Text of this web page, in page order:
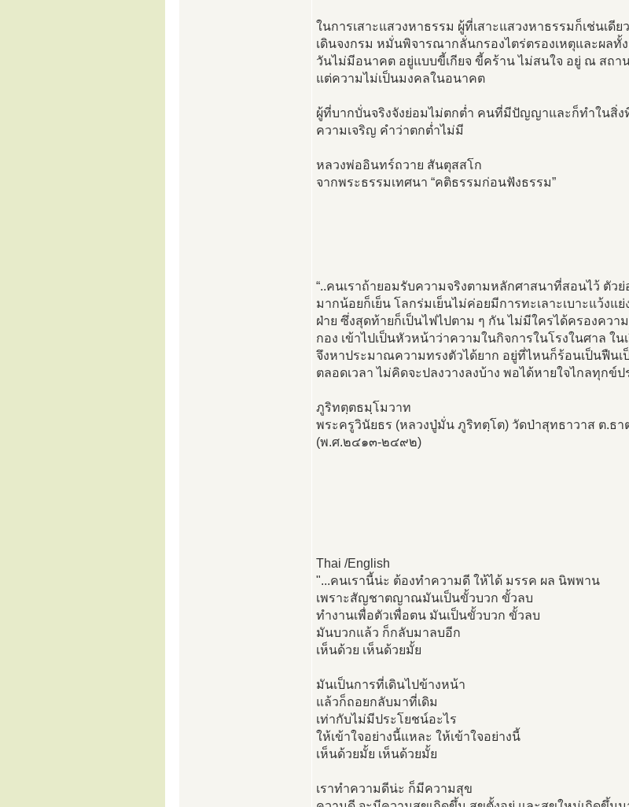
ในการเสาะแสวงหาธรรม ผู้ที่เสาะแสวงหาธรรมก็เช่นเ
เดินจงกรม หมั่นพิจารณากลั่นกรองไตร่ตรองเหตุและผลทั้
วันไม่มีอนาคต อยู่แบบขี้เกียจ ขี้คร้าน ไม่สนใจ อยู่ ณ สถ
แต่ความไม่เป็นมงคลในอนาคต
ผู้ที่บากบั่นจริงจังย่อมไม่ตกต่ำ คนที่มีปัญญาและก็ทำในสิ่
ความเจริญ คำว่าตกต่ำไม่มี
หลวงพ่ออินทร์ถวาย สันตุสสโก
จากพระธรรมเทศนา “คติธรรมก่อนฟังธรรม”
“..คนเราถ้ายอมรับความจริงตามหลักศาสนาที่สอนไว้ ตัว
มากน้อยก็เย็น โลกร่มเย็นไม่ค่อยมีการทะเลาะเบาะแว้งแ
ฝ่าย ซึ่งสุดท้ายก็เป็นไฟไปตาม ๆ กัน ไม่มีใครได้ครองควา
กอง เข้าไปเป็นหัวหน้าว่าความในกิจการในโรงในศาล ใ
จึงหาประมาณความทรงตัวได้ยาก อยู่ที่ไหนก็ร้อนเป็นฟืนเ
ตลอดเวลา ไม่คิดจะปลงวางลงบ้าง พอได้หายใจไกลทุกข์ป
ภูริทตฺตธมฺโมวาท
พระครูวินัยธร (หลวงปู่มั่น ภูริทตฺโต) วัดป่าสุทธาวาส ต.ธา
(พ.ศ.๒๔๑๓-๒๔๙๒)
Thai /English
"...คนเรานี้น่ะ ต้องทำความดี ให้ได้ มรรค ผล นิพพาน
เพราะสัญชาตญาณมันเป็นขั้วบวก ขั้วลบ
ทำงานเพื่อตัวเพื่อตน มันเป็นขั้วบวก ขั้วลบ
มันบวกแล้ว ก็กลับมาลบอีก
เห็นด้วย เห็นด้วยมั้ย
มันเป็นการที่เดินไปข้างหน้า
แล้วก็ถอยกลับมาที่เดิม
เท่ากับไม่มีประโยชน์อะไร
ให้เข้าใจอย่างนี้แหละ ให้เข้าใจอย่างนี้
เห็นด้วยมั้ย เห็นด้วยมั้ย
เราทำความดีน่ะ ก็มีความสุข